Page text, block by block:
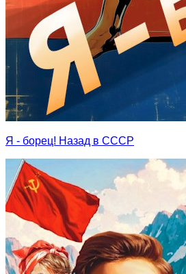
Я - борец! Назад в СССР